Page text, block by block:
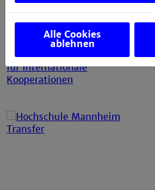
Alle Cookies
ablehnen